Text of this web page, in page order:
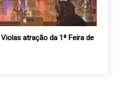
atração da 1ª Feira de